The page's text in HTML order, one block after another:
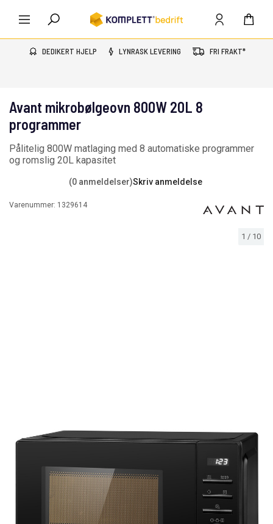
DEDIKERT HJELP LYNRASK LEVERING FRI FRAKT*
1 / 10
Avant mikrobølgeovn 800W 20L 8
programmer
Pålitelig 800W matlaging med 8 automatiske programmer
og romslig 20L kapasitet
(0 anmeldelser)Skriv anmeldelse
Varenummer: 1329614